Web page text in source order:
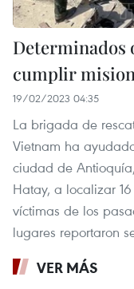
Determinados
cumplir
19/02/2023 04:35
La brigada de
Vietnam ha
ciudad de
Hatay, a localizar
víctimas de los
lugares reportaron
VER MÁS